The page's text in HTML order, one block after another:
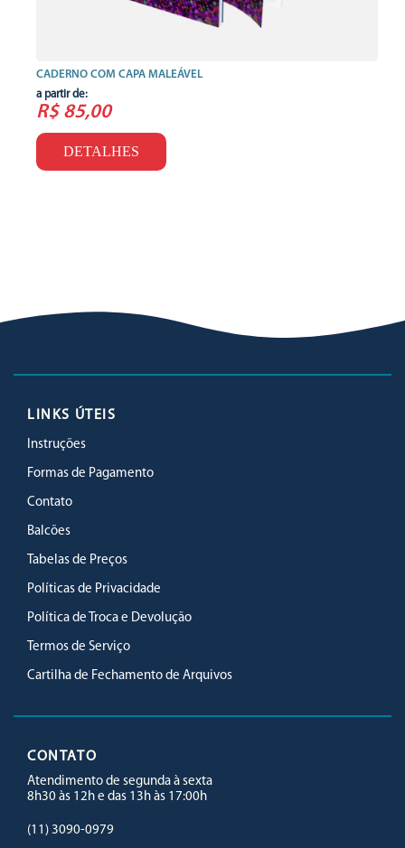
CADERNO COM CAPA MALEÁVEL
a partir de:
R$ 85,00
DETALHES
LINKS ÚTEIS
Instruções
Formas de Pagamento
Contato
Balcões
Tabelas de Preços
Políticas de Privacidade
Política de Troca e Devolução
Termos de Serviço
Cartilha de Fechamento de Arquivos
CONTATO
Atendimento de segunda à sexta
8h30 às 12h e das 13h às 17:00h
(11) 3090-0979